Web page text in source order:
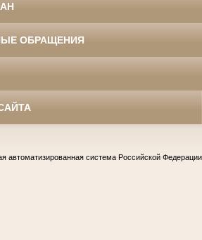
ОБРАЩЕНИЯ
автоматизированная система Российской